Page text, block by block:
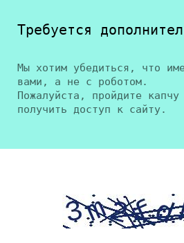
Требуется
Мы хотим убедиться, что
вами, а не с роботом.
Пожалуйста, пройдите
получить доступ к сайту.